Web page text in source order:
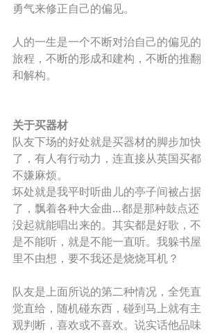
勇气来修正自己的偏见。
人的一生是一个不断对治自己的偏见的
旅程，不断的形成和建构，不断的推翻
和解构。
关于买器材
队友下场的好处就是买器材的脚步加快
了，有人有行动力，连直接从英国买都
不嫌麻烦。
坏处就是我平时听曲儿的亭子间被占据
了，飘着各种大金曲…都是那种鼓点还
没起就能唱出来的。其实都是好歌，不
是不能听，就是不能一直听。我躲书屋
里不由想，要不我还是烧烧耳机？
队友是上面所说的第二种情况，全凭直
觉直给，随机碰东西，碰到马上就有主
观判断，喜欢或不喜欢。说实话他品味